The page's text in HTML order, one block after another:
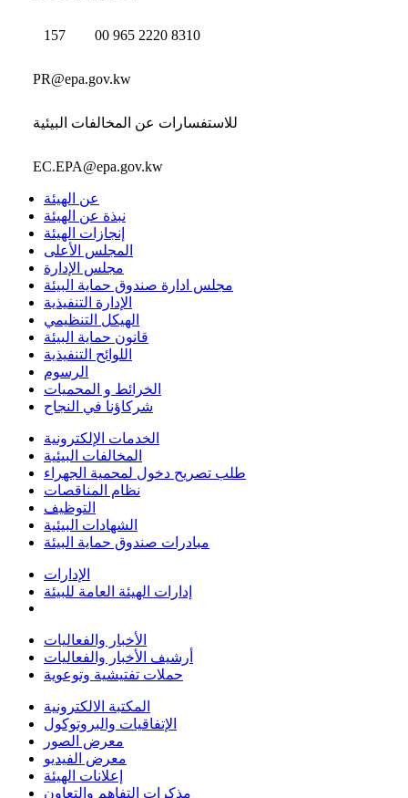
157 00 965 2220 8310
PR@epa.gov.kw
للاستفسارات عن المخالفات البيئية
EC.EPA@epa.gov.kw
عن الهيئة
نبذة عن الهيئة
إنجازات الهيئة
المجلس الأعلى
مجلس الإدارة
مجلس ادارة صندوق حماية البيئة
الإدارة التنفيذية
الهيكل التنظيمي
قانون حماية البيئة
اللوائح التنفيذية
الرسوم
الخرائط و المحميات
شركاؤنا في النجاح
الخدمات الإلكترونية
المخالفات البيئية
طلب تصريح دخول لمحمية الجهراء
نظام المناقصات
التوظيف
الشهادات البيئية
مبادرات صندوق حماية البيئة
الإدارات
إدارات الهيئة العامة للبيئة
الأخبار والفعاليات
أرشيف الأخبار والفعاليات
حملات تفتيشية وتوعوية
المكتبة الالكترونية
الإتفاقيات والبروتوكول
معرض الصور
معرض الفيديو
إعلانات الهيئة
مذكرات التفاهم والتعاون